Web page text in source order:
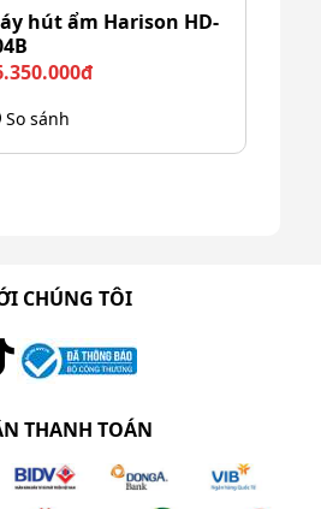
hút ẩm Harison HD-
So sánh
CHÚNG TÔI
THANH TOÁN